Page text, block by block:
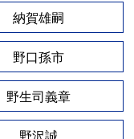
納賀雄嗣
野口孫市
野生司義章